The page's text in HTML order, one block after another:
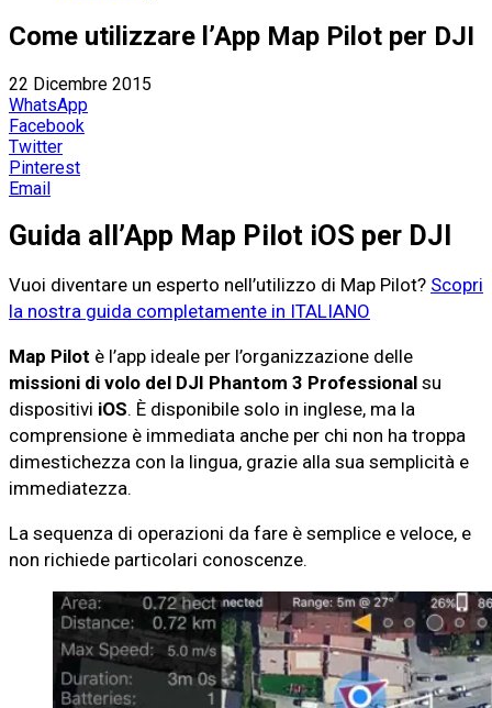
Come utilizzare l’App Map Pilot per DJI
22 Dicembre 2015
WhatsApp
Facebook
Twitter
Pinterest
Email
Guida all’App Map Pilot iOS per DJI
Vuoi diventare un esperto nell’utilizzo di Map Pilot? Scopri
la nostra guida completamente in ITALIANO
Map Pilot è l’app ideale per l’organizzazione delle
missioni di volo del DJI Phantom 3 Professional su
dispositivi iOS. È disponibile solo in inglese, ma la
comprensione è immediata anche per chi non ha troppa
dimestichezza con la lingua, grazie alla sua semplicità e
immediatezza.
La sequenza di operazioni da fare è semplice e veloce, e
non richiede particolari conoscenze.